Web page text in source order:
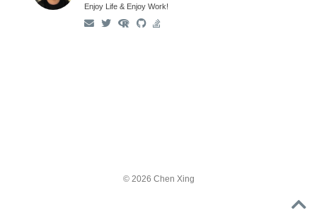
Enjoy Life & Enjoy Work!
© 2026 Chen Xing